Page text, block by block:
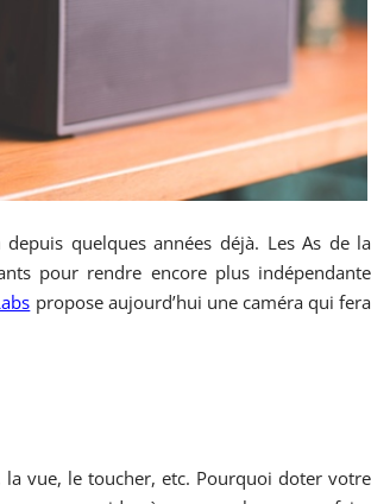
quelques années déjà. Les As de la
pour rendre encore plus indépendante
propose aujourd’hui une caméra qui fera
la vue, le toucher, etc. Pourquoi doter votre